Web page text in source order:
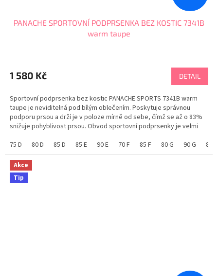
PANACHE SPORTOVNÍ PODPRSENKA BEZ KOSTIC 7341B
warm taupe
produktu
je
z
5
hvězdiček.
1 580 Kč DETAIL
Sportovní podprsenka bez kostic PANACHE SPORTS 7341B warm
taupe je neviditelná pod bílým oblečením. Poskytuje správnou
podporu prsou a drží je v poloze mírně od sebe, čímž se až o 83%
snižuje pohyblivost prsou. Obvod sportovní podprsenky je velmi
75 D
80 D 85 D 85 E 90 E 70 F 85 F 80 G 90 G 80 H
Akce
Tip